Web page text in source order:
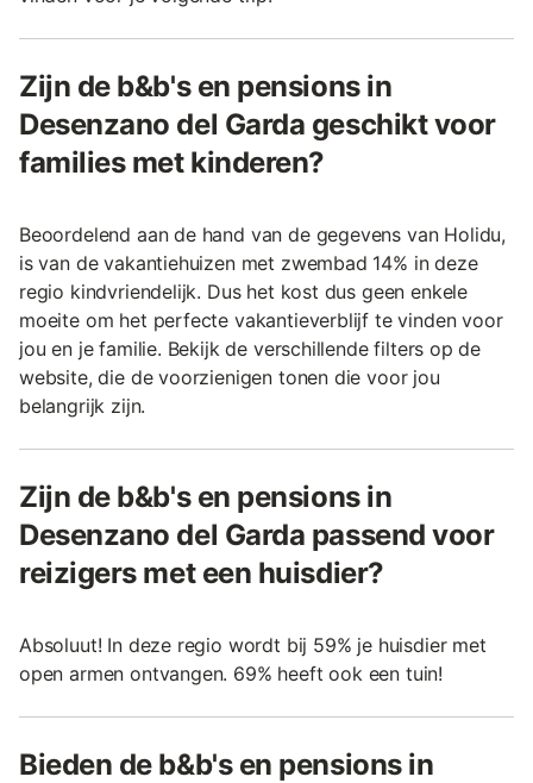
Zijn de b&b's en pensions in
Desenzano del Garda geschikt voor
families met kinderen?
Beoordelend aan de hand van de gegevens van Holidu,
is van de vakantiehuizen met zwembad 14% in deze
regio kindvriendelijk. Dus het kost dus geen enkele
moeite om het perfecte vakantieverblijf te vinden voor
jou en je familie. Bekijk de verschillende filters op de
website, die de voorzienigen tonen die voor jou
belangrijk zijn.
Zijn de b&b's en pensions in
Desenzano del Garda passend voor
reizigers met een huisdier?
Absoluut! In deze regio wordt bij 59% je huisdier met
open armen ontvangen. 69% heeft ook een tuin!
Bieden de b&b's en pensions in